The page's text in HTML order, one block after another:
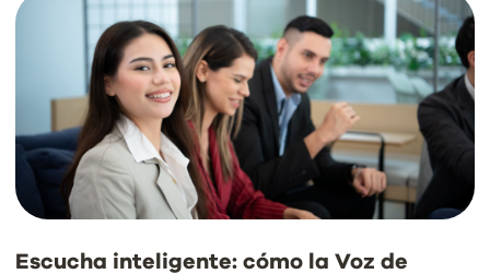
Escucha inteligente: cómo la Voz de